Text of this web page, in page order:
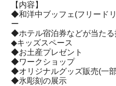
【内容】
◆和洋中ブッフェ(フリード
ー
◆ホテル宿泊券などが当たる
◆キッズスペース
◆お土産プレゼント
◆ワークショップ
◆オリジナルグッズ販売(一
◆氷彫刻の展示